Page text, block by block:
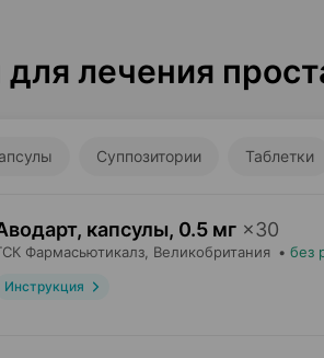
лечения
Суппозитории Таблетки
капсулы, 0.5 мг ×30
Фармасьютикалз , Великобритания • без
Инструкция